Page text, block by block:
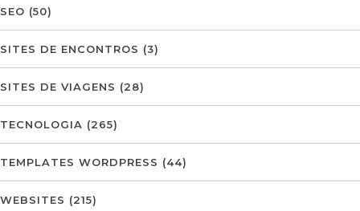
SEO (50)
SITES DE ENCONTROS (3)
SITES DE VIAGENS (28)
TECNOLOGIA (265)
TEMPLATES WORDPRESS (44)
WEBSITES (215)